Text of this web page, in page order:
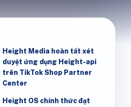
Height Media hoàn tất xét
duyệt ứng dụng Height-api
trên TikTok Shop Partner
Center
Height OS chính thức đạt